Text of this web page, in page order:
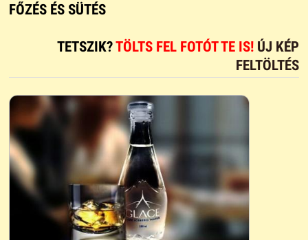
FŐZÉS ÉS SÜTÉS
TETSZIK?TÖLTS FEL FOTÓT TE IS! ÚJ KÉP
FELTÖLTÉS